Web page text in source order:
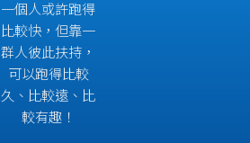
一個人或許跑得
比較快，但靠一
群人彼此扶持，
可以跑得比較
久、比較遠、比
較有趣！